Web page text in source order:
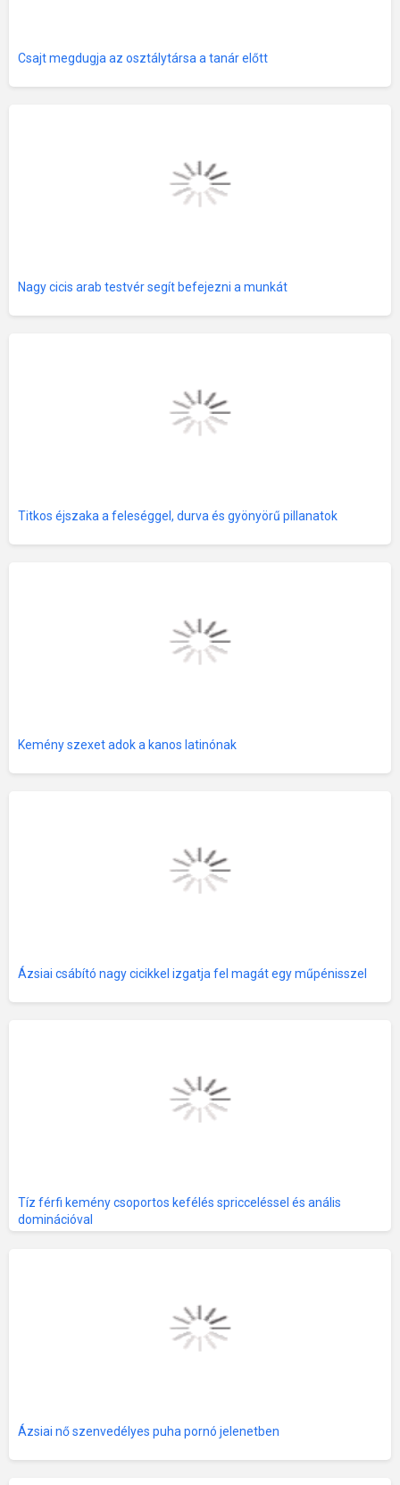
Csajt megdugja az osztálytársa a tanár előtt
Nagy cicis arab testvér segít befejezni a munkát
Titkos éjszaka a feleséggel, durva és gyönyörű pillanatok
Kemény szexet adok a kanos latinónak
Ázsiai csábító nagy cicikkel izgatja fel magát egy műpénisszel
Tíz férfi kemény csoportos kefélés spricceléssel és anális
dominációval
Ázsiai nő szenvedélyes puha pornó jelenetben